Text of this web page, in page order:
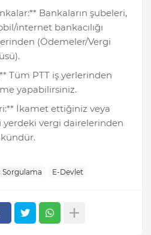
Bankaların şubeleri,
internet bankacılığı
(Ödemeler/Vergi
Tüm PTT iş yerlerinden
yapabilirsiniz.
İkamet ettiğiniz veya
yerdeki vergi dairelerinden
Sorgulama E-Devlet